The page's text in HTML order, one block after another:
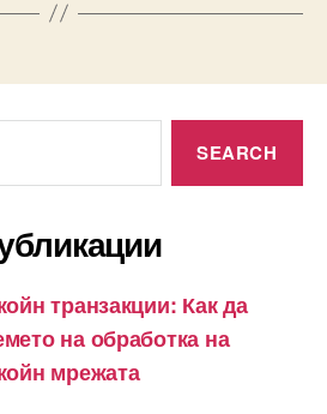
транзакции: Как да
на обработка на
мрежата